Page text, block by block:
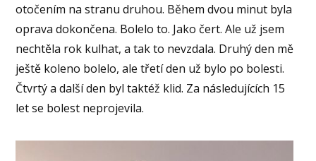
otočením na stranu druhou. Během dvou minut byla
oprava dokončena. Bolelo to. Jako čert. Ale už jsem
nechtěla rok kulhat, a tak to nevzdala. Druhý den mě
ještě koleno bolelo, ale třetí den už bylo po bolesti.
Čtvrtý a další den byl taktéž klid. Za následujících 15
let se bolest neprojevila.